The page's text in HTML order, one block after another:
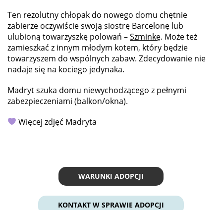
Ten rezolutny chłopak do nowego domu chętnie
zabierze oczywiście swoją siostrę Barcelonę lub
ulubioną towarzyszkę polowań –Szminkę. Może też
zamieszkać z innym młodym kotem, który będzie
towarzyszem do wspólnych zabaw. Zdecydowanie nie
nadaje się na kociego jedynaka.
Madryt szuka domu niewychodzącego z pełnymi
zabezpieczeniami (balkon/okna).
Więcej zdjęć Madryta
WARUNKI ADOPCJI
KONTAKT W SPRAWIE ADOPCJI